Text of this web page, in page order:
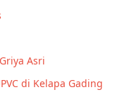
Asri
di Kelapa Gading